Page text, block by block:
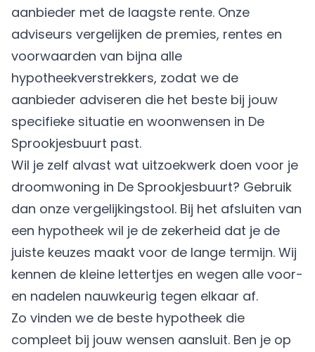
aanbieder met de laagste rente. Onze
adviseurs vergelijken de premies, rentes en
voorwaarden van bijna alle
hypotheekverstrekkers, zodat we de
aanbieder adviseren die het beste bij jouw
specifieke situatie en woonwensen in De
Sprookjesbuurt past.
Wil je zelf alvast wat uitzoekwerk doen voor je
droomwoning in De Sprookjesbuurt? Gebruik
dan onze vergelijkingstool. Bij het afsluiten van
een hypotheek wil je de zekerheid dat je de
juiste keuzes maakt voor de lange termijn. Wij
kennen de kleine lettertjes en wegen alle voor-
en nadelen nauwkeurig tegen elkaar af.
Zo vinden we de beste hypotheek die
compleet bij jouw wensen aansluit. Ben je op